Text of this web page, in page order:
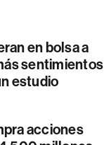
en bolsa a
sentimientos
estudio
acciones